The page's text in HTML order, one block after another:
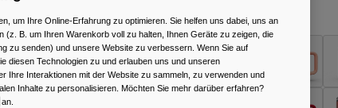
Farben - Black
ausgewählt
um Ihre Online-Erfahrung zu optimieren. Sie helfen uns dabei, uns an
(z. B. um Ihren Warenkorb voll zu halten, Ihnen Geräte zu zeigen, die
zu senden) und unsere Website zu verbessern. Wenn Sie auf
diesen Technologien zu und erlauben uns und unseren
Ihre Interaktionen mit der Website zu sammeln, zu verwenden und
Inhalte zu personalisieren. Möchten Sie mehr darüber erfahren?
an.